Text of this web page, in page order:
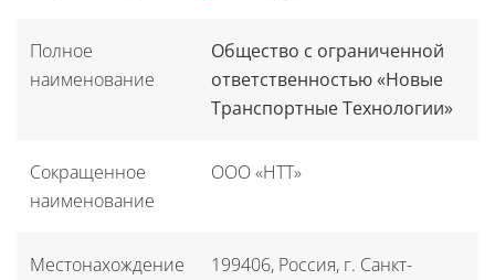
Полное
наименование
Общество с ограниченной
ответственностью«Новые
Транспортные Технологии»
Сокращенное
наименование
ООО «НТТ»
Местонахождение
199406, Россия, г. Санкт-